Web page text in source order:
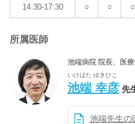
14:30-17:30 ○ ○ ○
所属医師
池端病院 院長、医
いけばた ゆきひこ
池端 幸彦 先
池端先生の